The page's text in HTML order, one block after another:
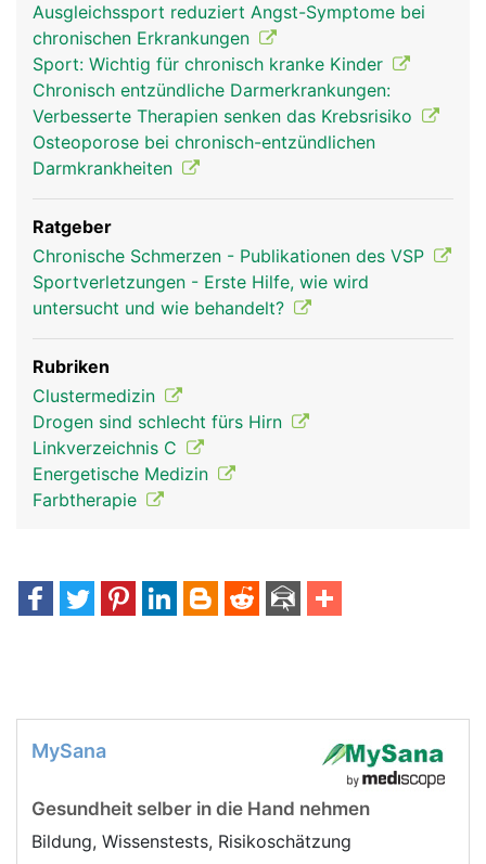
Ausgleichssport reduziert Angst-Symptome bei
chronischen Erkrankungen
Sport: Wichtig für chronisch kranke Kinder
Chronisch entzündliche Darmerkrankungen:
Verbesserte Therapien senken das Krebsrisiko
Osteoporose bei chronisch-entzündlichen
Darmkrankheiten
Ratgeber
Chronische Schmerzen - Publikationen des VSP
Sportverletzungen - Erste Hilfe, wie wird
untersucht und wie behandelt?
Rubriken
Clustermedizin
Drogen sind schlecht fürs Hirn
Linkverzeichnis C
Energetische Medizin
Farbtherapie
MySana
Gesundheit selber in die Hand nehmen
Bildung, Wissenstests, Risikoschätzung